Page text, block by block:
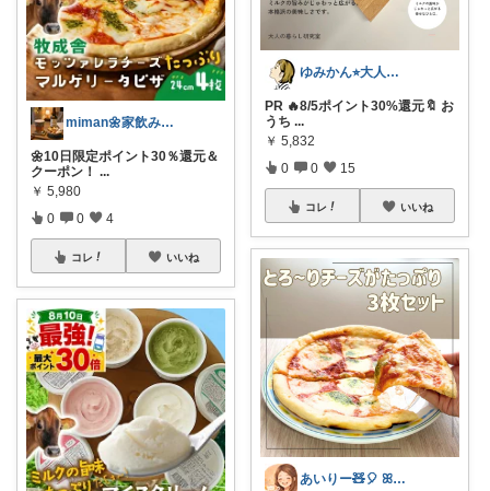
miman🌼家飲み晩酌帳
🌼10日限定ポイント30％還元＆
クーポン！ ...
￥ 5,980
0 0 4
コレ いいね
ゆみかん⭐︎大人の暮らし研究室
PR 🔥8/5ポイント30%還元🔖 お
うち ...
￥ 5,832
0 0 15
コレ いいね
あいりー🧸🎈 ꕤ毎日を快適にꕤ